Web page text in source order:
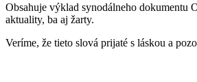
Obsahuje výklad synodálneho dokumentu
aktuality, ba aj žarty.
Veríme, že tieto slová prijaté s láskou a